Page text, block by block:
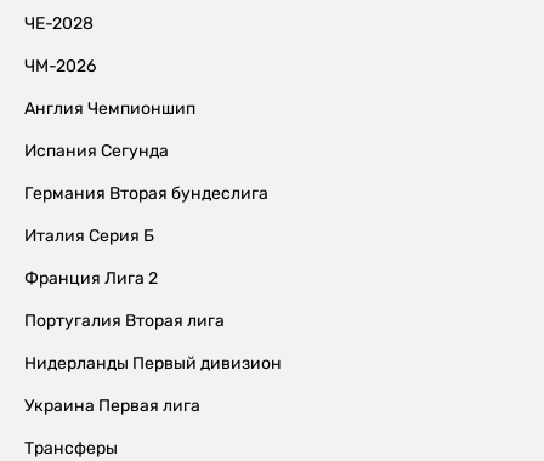
ЧЕ-2028
ЧМ-2026
Англия Чемпионшип
Испания Сегунда
Германия Вторая бундеслига
Италия Серия Б
Франция Лига 2
Португалия Вторая лига
Нидерланды Первый дивизион
Украина Первая лига
Трансферы